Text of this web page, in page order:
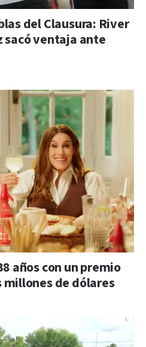
del Clausura: River
sacó ventaja ante
años con un premio
de dólares